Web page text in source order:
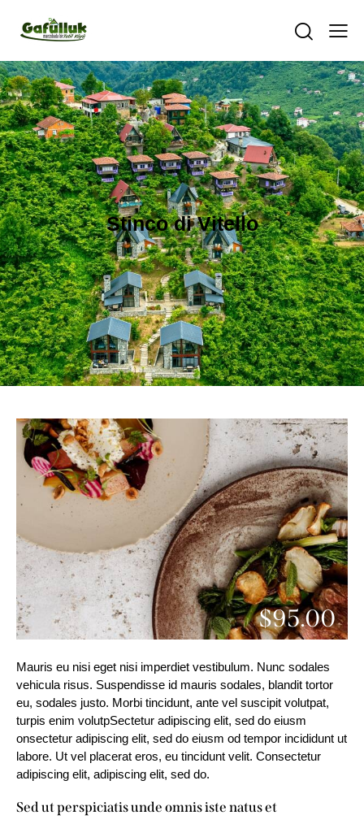
Stinco di Vitello
$95.00
Mauris eu nisi eget nisi imperdiet vestibulum. Nunc sodales
vehicula risus. Suspendisse id mauris sodales, blandit tortor
eu, sodales justo. Morbi tincidunt, ante vel suscipit volutpat,
turpis enim volutpSectetur adipiscing elit, sed do eiusm
onsectetur adipiscing elit, sed do eiusm od tempor incididunt ut
labore. Ut vel placerat eros, eu tincidunt velit. Consectetur
adipiscing elit, adipiscing elit, sed do.
Sed ut perspiciatis unde omnis iste natus et